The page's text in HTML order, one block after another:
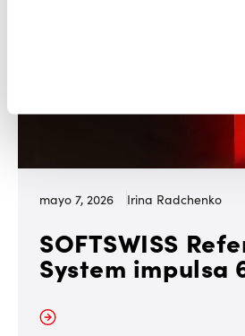
mayo 7, 2026 Irina Radchenko
SOFTSWISS
System impulsa
nuevos
mes en 2026